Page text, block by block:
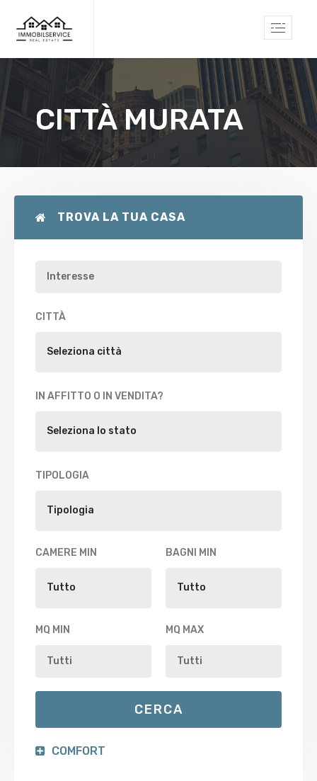
CITTÀ MURATA
TROVA LA TUA CASA
CITTÀ
IN AFFITTO O IN VENDITA?
TIPOLOGIA
CAMERE MIN BAGNI MIN
MQ MIN MQ MAX
COMFORT